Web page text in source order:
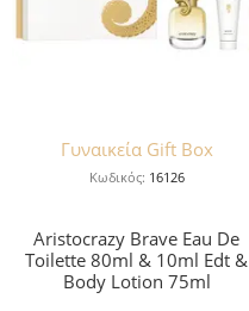
Γυναικεία Gift Box
Κωδικός: 16126
Aristocrazy Brave Eau De
Toilette 80ml & 10ml Edt &
Body Lotion 75ml